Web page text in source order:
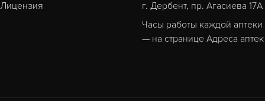
Лицензия
г. Дербент, пр. Агасиева 17А
Часы работы каждой аптеки
— на странице Адреса аптек